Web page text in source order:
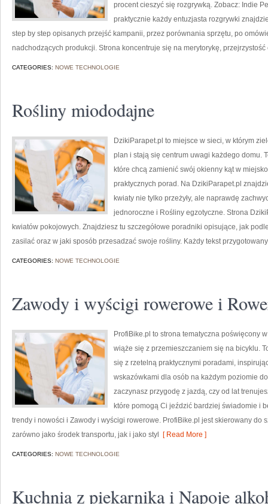
procent cieszyć się rozgrywką. Zobacz: Indie
praktycznie każdy entuzjasta rozgrywki
step by step opisanych przejść kampanii, przez porównania sprzętu, po
nadchodzących produkcji. Strona koncentruje się na merytorykę, przejrzystość
CATEGORIES: NOWE TECHNOLOGIE
Rośliny miododajne
DzikiParapet.pl to miejsce w sieci, w którym
plan i stają się centrum uwagi każdego domu.
które chcą zamienić swój okienny kąt w
praktycznych porad. Na DzikiParapet.pl
kwiaty nie tylko przeżyły, ale naprawdę
jednoroczne i Rośliny egzotyczne. Strona
kwiatów pokojowych. Znajdziesz tu szczegółowe poradniki opisujące, jak
zasilać oraz w jaki sposób przesadzać swoje rośliny. Każdy tekst
CATEGORIES: NOWE TECHNOLOGIE
Zawody i wyścigi rowerowe i
ProfiBike.pl to strona tematyczna poświęcony
wiąże się z przemieszczaniem się na bicyklu.
się z rzetelną praktycznymi poradami,
wskazówkami dla osób na każdym poziomie
zaczynasz przygodę z jazdą, czy od lat
które pomogą Ci jeździć bardziej świadomie i
trendy i nowości i Zawody i wyścigi rowerowe. ProfiBike.pl jest skierowany do
zarówno jako środek transportu, jak i jako styl
[ Read More ]
CATEGORIES: NOWE TECHNOLOGIE
Kuchnia z piekarnika i Napoje